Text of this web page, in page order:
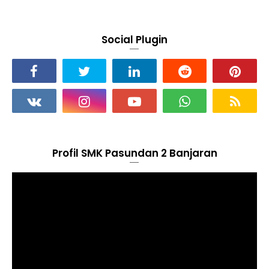
Social Plugin
Profil SMK Pasundan 2 Banjaran